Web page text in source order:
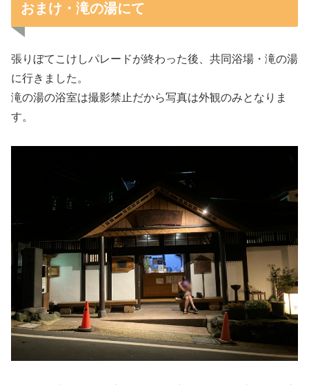
おまけ・滝の湯にて
張りぼてこけしパレードが終わった後、共同浴場・滝の湯
に行きました。
滝の湯の浴室は撮影禁止だから写真は外観のみとなりま
す。